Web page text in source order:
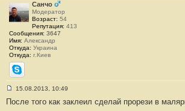
Санчо
Модератор
Возраст: 54
Репутация: 413
Сообщения: 3647
Имя: Александр
Откуда: Украина
Откуда: г.Киев
Skype
о
15.08.2013, 10:49
После того как заклеил сделай прорези в